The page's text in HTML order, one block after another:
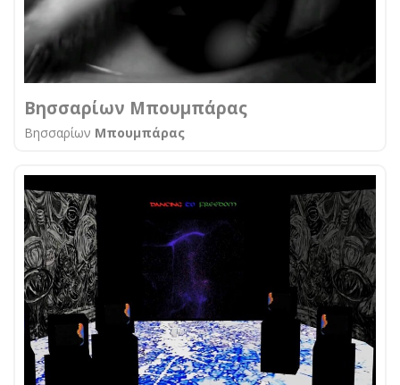
Βησσαρίων Μπουμπάρας
Βησσαρίων Μπουμπάρας